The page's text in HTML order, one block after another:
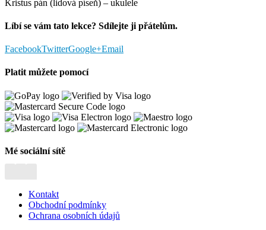
Kristus pán (lidová píseň) – ukulele
Líbí se vám tato lekce? Sdílejte ji přátelům.
FacebookTwitterGoogle+Email
Platit můžete pomocí
Mé sociální sítě
Kontakt
Obchodní podmínky
Ochrana osobních údajů